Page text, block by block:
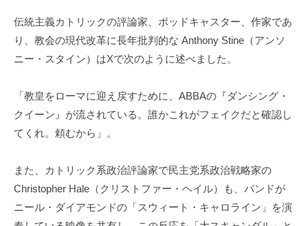
伝統主義カトリックの評論家、ポッドキャスター、作家であ
り、教会の現代改革に長年批判的な Anthony Stine（アンソ
ニー・スタイン）はXで次のように述べました。
「教皇をローマに迎え戻すために、ABBAの『ダンシング・
クイーン』が流されている。誰かこれがフェイクだと確認し
てくれ。頼むから」。
また、カトリック系政治評論家で民主党系政治戦略家の
Christopher Hale（クリストファー・ヘイル）も、バンドが
ニール・ダイアモンドの「スウィート・キャロライン」を演